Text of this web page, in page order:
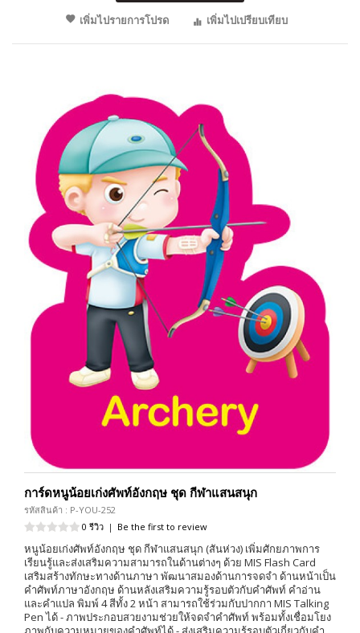
เพิ่มไปรายการโปรด
เพิ่มไปเปรียบเทียบ
การ์ดหนูน้อยเก่งศัพท์อังกฤษ ชุด กีฬาแสนสนุก
รหัสสินค้า : P-YOU-252
0 รีวิว | Be the first to review
หนูน้อยเก่งศัพท์อังกฤษ ชุด กีฬาแสนสนุก (สันห่วง) เพิ่มศักยภาพการ
เรียนรู้และส่งเสริมความสามารถในด้านต่างๆ ด้วย MIS Flash Card
เสริมสร้างทักษะทางด้านภาษา พัฒนาสมองด้านการจดจำ ด้านหน้าเป็น
คำศัพท์ภาษาอังกฤษ ด้านหลังเสริมความรู้รอบตัวกับคำศัพท์ คำอ่าน
และคำแปล พิมพ์ 4 สีทั้ง 2 หน้า สามารถใช้ร่วมกับปากกา MIS Talking
Pen ได้ - ภาพประกอบสวยงามช่วยให้จดจำคำศัพท์ พร้อมทั้งเชื่อมโยง